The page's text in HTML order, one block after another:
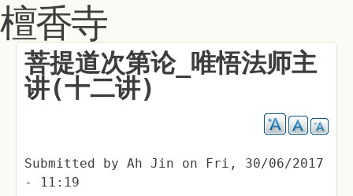
檀香寺
菩提道次第论_唯悟法师主
讲(十二讲)
Submitted by Ah Jin on Fri, 30/06/2017
- 11:19